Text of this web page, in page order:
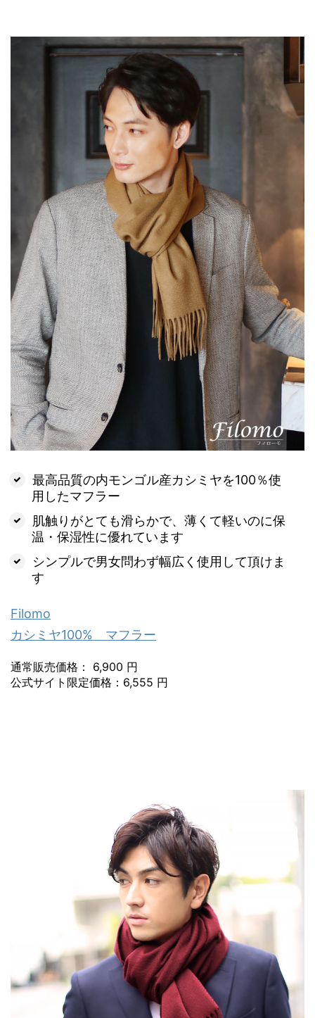
最高品質の内モンゴル産カシミヤを100％使
用したマフラー
肌触りがとても滑らかで、薄くて軽いのに保
温・保湿性に優れています
シンプルで男女問わず幅広く使用して頂けま
す
Filomo
カシミヤ100% マフラー
通常販売価格： 6,900 円
公式サイト限定価格：6,555 円